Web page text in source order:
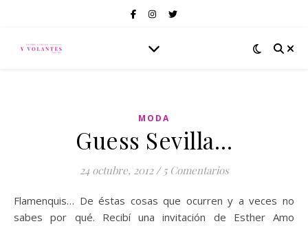
MODA
Guess Sevilla…
24 octubre, 2012 / 5 Comentarios
Flamenquis… De éstas cosas que ocurren y a veces no
sabes por qué. Recibí una invitación de Esther Amo